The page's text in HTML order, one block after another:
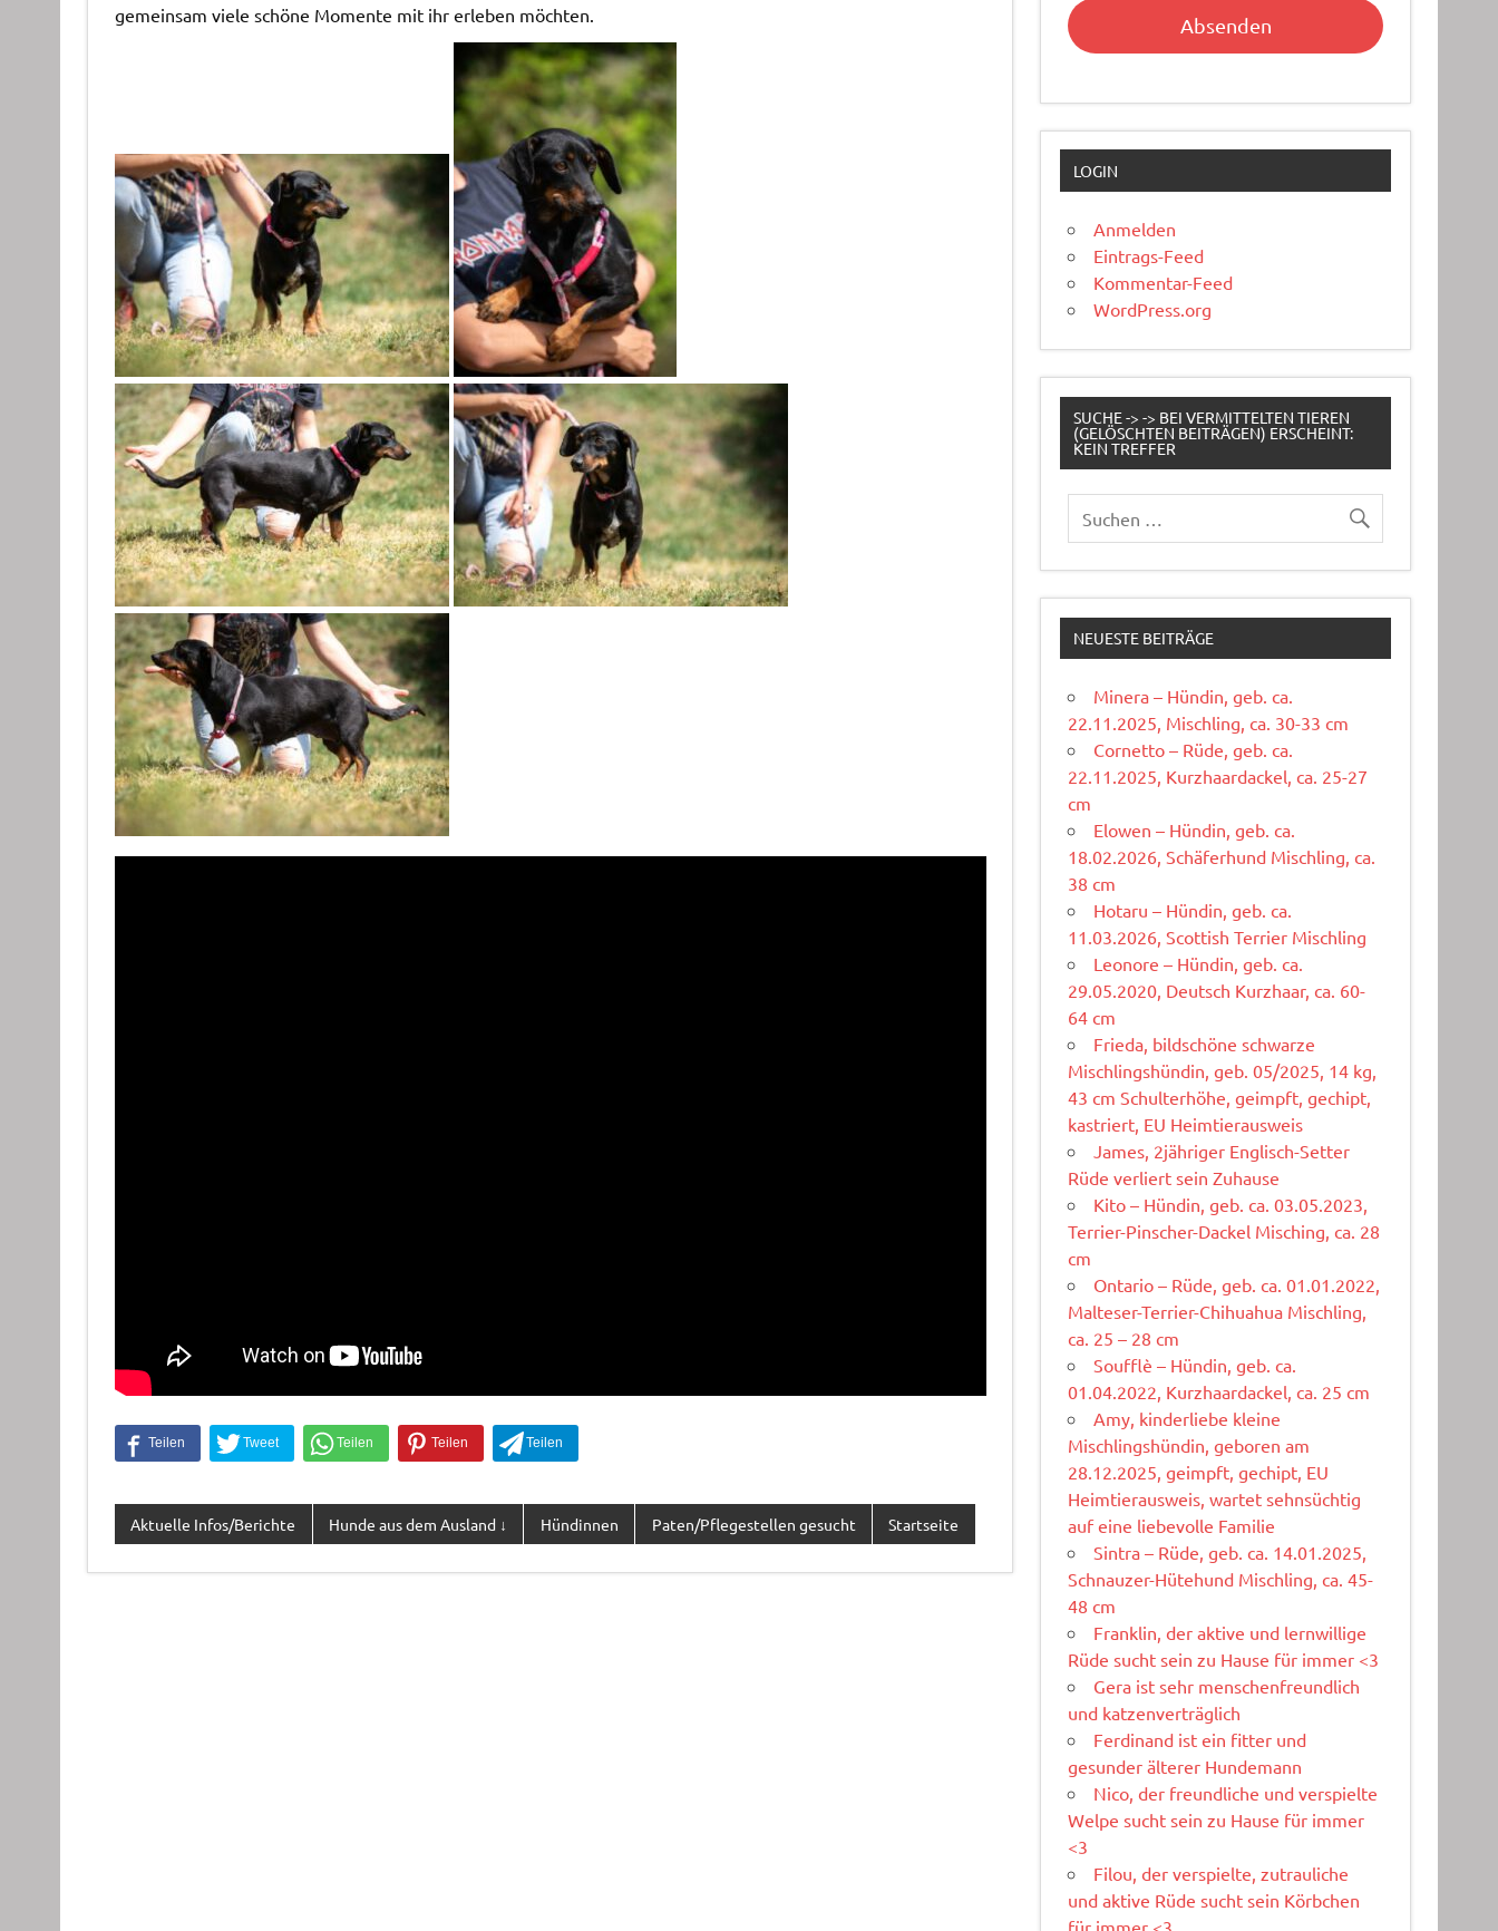
gemeinsam viele schöne Momente mit ihr erleben möchten.
Aktuelle Infos/Berichte Hunde aus dem Ausland ↓ Hündinnen Paten/Pflegestellen gesucht Startseite
LOGIN
Anmelden
Eintrags-Feed
Kommentar-Feed
WordPress.org
SUCHE -> -> BEI VERMITTELTEN TIEREN
(GELÖSCHTEN BEITRÄGEN) ERSCHEINT:
KEIN TREFFER
NEUESTE BEITRÄGE
Minera – Hündin, geb. ca.
22.11.2025, Mischling, ca. 30-33 cm
Cornetto – Rüde, geb. ca.
22.11.2025, Kurzhaardackel, ca. 25-27
cm
Elowen – Hündin, geb. ca.
18.02.2026, Schäferhund Mischling, ca.
38 cm
Hotaru – Hündin, geb. ca.
11.03.2026, Scottish Terrier Mischling
Leonore – Hündin, geb. ca.
29.05.2020, Deutsch Kurzhaar, ca. 60-
64 cm
Frieda, bildschöne schwarze
Mischlingshündin, geb. 05/2025, 14 kg,
43 cm Schulterhöhe, geimpft, gechipt,
kastriert, EU Heimtierausweis
James, 2jähriger Englisch-Setter
Rüde verliert sein Zuhause
Kito – Hündin, geb. ca. 03.05.2023,
Terrier-Pinscher-Dackel Misching, ca. 28
cm
Ontario – Rüde, geb. ca. 01.01.2022,
Malteser-Terrier-Chihuahua Mischling,
ca. 25 – 28 cm
Soufflè – Hündin, geb. ca.
01.04.2022, Kurzhaardackel, ca. 25 cm
Amy, kinderliebe kleine
Mischlingshündin, geboren am
28.12.2025, geimpft, gechipt, EU
Heimtierausweis, wartet sehnsüchtig
auf eine liebevolle Familie
Sintra – Rüde, geb. ca. 14.01.2025,
Schnauzer-Hütehund Mischling, ca. 45-
48 cm
Franklin, der aktive und lernwillige
Rüde sucht sein zu Hause für immer <3
Gera ist sehr menschenfreundlich
und katzenverträglich
Ferdinand ist ein fitter und
gesunder älterer Hundemann
Nico, der freundliche und verspielte
Welpe sucht sein zu Hause für immer
<3
Filou, der verspielte, zutrauliche
und aktive Rüde sucht sein Körbchen